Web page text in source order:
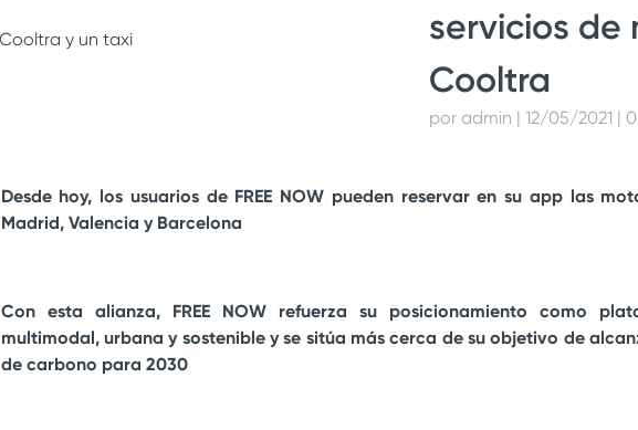
servicios de
Cooltra
por admin | 12/05/2021 |
Desde hoy, los usuarios de FREE NOW pueden reservar en su app las
Madrid, Valencia y Barcelona
Con esta alianza, FREE NOW refuerza su posicionamiento como
multimodal, urbana y sostenible y se sitúa más cerca de su objetivo de
de carbono para 2030